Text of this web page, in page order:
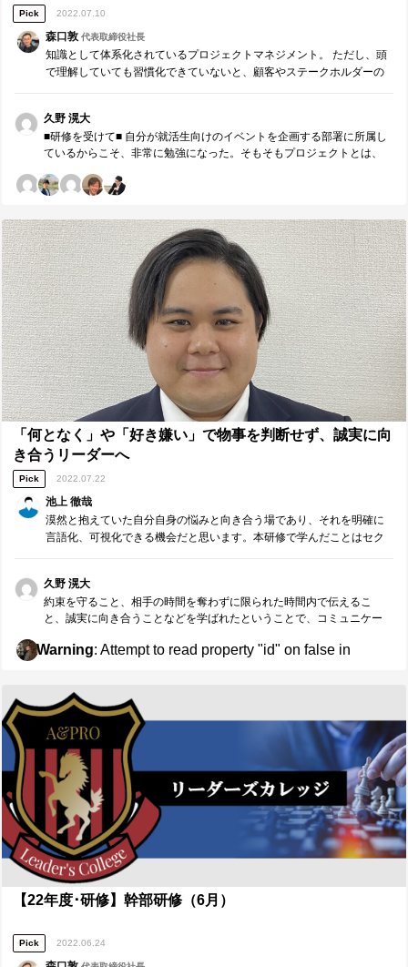
とは良かったが、加えて、以前一度学んだことを改めて学ぶ場面もあ
った。改めて理解できたのはよかったものの、学びを動きに落とし込
めていないことが明確になった場面でもあった。欲求に訴えかけるよ
うな伝え方は、実践を繰り返しながらリーダーとしてあたりまえのよ
うに意識でき、実行できるようになりたい。また、リーダーを務めた
のであれば普段からも同じことができるであろうということに気づい
た。 ３．今後の対策・計画 組織に再現性をもたせられる角度を増や
し、良い状態のものを発展させる。 深度3で伝え、周りの欲求に訴えか
けることで莫大な推進力を生み出す。 責任権限義務の明確化のGoodの
部分の継続と、moreの部分の改善。 ■【周囲への感謝】リーダーやコ
ーチに具体的に感謝したいこと■ 誰から、どのような価値を頂きました
要であれば耳の痛いこともアドバイスしてくれたメンバーには名前の
前に◎をつけてください。（1人のみ） 池上さんに、果たして他のメン
バーも意義や目的を伝えられていない状態だと明確化できていないと
指摘された際に、自分の抜け落ちに気づいた。◎ 三木さんに、何かを
伝える際に、相手の欲求に訴えかけるような伝え方の重要性を再認識
させてくれた。
Pick 2022.07.10
森口敦代表取締役社長
知識として体系化されているプロジェクトマネジメント。 ただし、頭
で理解していても習慣化できていないと、顧客やステークホルダーの
久野 滉大
■研修を受けて■ 自分が就活生向けのイベントを企画する部署に所属し
ているからこそ、非常に勉強になった。そもそもプロジェクトとは、
法、課題ログ、ニーズ調査、ニーズを具体的手段にという部分まで学
なかったことが明確になった。特に課題ログについては、改善点しか
なかった。 ■今後に向けて■ 上記の課題ログについては、特に「いつや
るのか」についてこだわりたい。自分やプロジェクトの課題とそれの
担当者は見える状態が作れているものの、そのうちいつやるのかは全
く見えていない。期限や進捗状況を簡単に記すだけでなく、いつやる
のかを見える化する、さらにはそれを実際に行って忙しくせず、粋な
リーダーであることで、自分も組織も成長させられるようにしたい。
その他の事項についても、ニーズ調査の改善、不明点の明確化とそれ
の共有、バッファの設定、など、今自分が行っていることに活かせる
ことが本当に多かった。活かすイメージまで見えているので、実行に
移し、周りに良い影響を与えたり、受けた影響を伝染させたりできる
リーダーになりたい。 ■研修講師（森口敦）へのメッセージ ■ 森口さ
ん、本日も貴重な機会をいただきありがとうございました。本日の研
修テーマでもあるプロジェクトマネジメントは、自分たちが今まさし
くやっていることであるのと同時に、本当に自分たちが向き合うべき
ところです。自分たちのグループがそうであったように、多くのリー
ダーが学びを得て、これからそれを実践し、価値を提供できる準備が
できたと思います。「今後に向けて」に書いたこと、書ききれなかっ
たことを実践してまいります。 須賀さん、グループのリーダーを務め
てくださり、ありがとうございました。限られた時間の中でも価値を
提供できる、活動内容についても結果だけでなくそれに向き合う姿勢
実行するための挑戦と準備ができているからこそ、本日も非常に学び
のある研修になりました。自分もそのような挑戦と準備ができるリー
ダーになります。
「何となく」や「好き嫌い」で物事を判断せず、誠実に向
き合うリーダーへ
Pick 2022.07.22
池上 徹哉
漠然と抱えていた自分自身の悩みと向き合う場であり、それを明確に
言語化、可視化できる機会だと思います。本研修で学んだことはセク
久野 滉大
約束を守ること、相手の時間を奪わずに限られた時間内で伝えるこ
と、誠実に向き合うことなどを学ばれたということで、コミュニケー
ーションの中身についても必要なことを多く学ばれたということが伝
て、互いに高め合っていきましょう。
Warning: Attempt to read property "id" on false in
content/themes/journal/template-parts/pickers.php
on line26
【22年度･研修】幹部研修（6月）
Pick 2022.06.24